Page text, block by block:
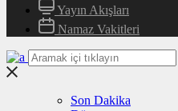
Yayın Akışları
Namaz Vakitleri
Son Dakika